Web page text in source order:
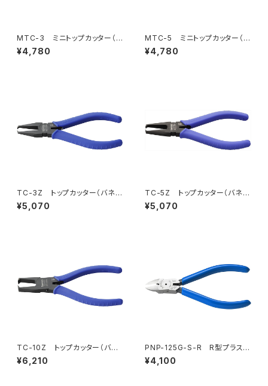
MTC-3 ミニトップカッター（バ
ネ付）
¥4,780
MTC-5 ミニトップカッター（バ
ネ付）
¥4,780
TC-3Z トップカッター（バネ
付）
¥5,070
TC-5Z トップカッター（バネ
付）
¥5,070
TC-10Z トップカッター（バネ
付）
¥6,210
PNP-125G-S-R R型プラスチ
ックニッパ（バネ付）
¥4,100